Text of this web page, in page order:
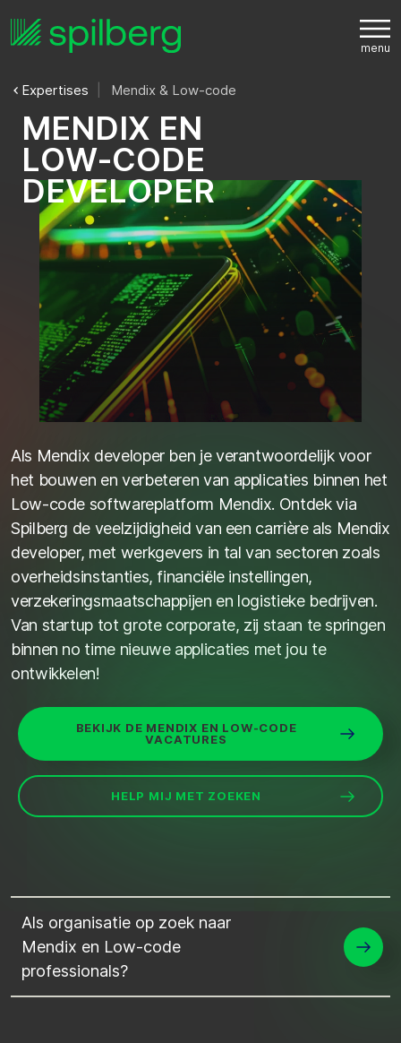
Expertises Mendix & Low-code
MENDIX EN
LOW-CODE
DEVELOPER
Als Mendix developer ben je verantwoordelijk voor
het bouwen en verbeteren van applicaties binnen het
Low-code softwareplatform Mendix. Ontdek via
Spilberg de veelzijdigheid van een carrière als Mendix
developer, met werkgevers in tal van sectoren zoals
overheidsinstanties, financiële instellingen,
verzekeringsmaatschappijen en logistieke bedrijven.
Van startup tot grote corporate, zij staan te springen
binnen no time nieuwe applicaties met jou te
ontwikkelen!
BEKIJK DE MENDIX EN LOW-CODE
VACATURES
HELP MIJ MET ZOEKEN
Als organisatie op zoek naar
Mendix en Low-code
professionals?